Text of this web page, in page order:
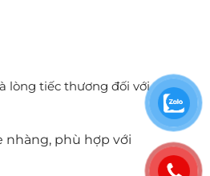
lòng tiếc thương đối với
nhàng, phù hợp với